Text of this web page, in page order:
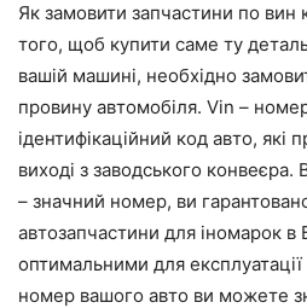
Як замовити запчастини по вин
того, щоб купити саме ту
вашій машині, необхідно
провину автомобіля. Vin –
ідентифікаційний код авто, які
виході з заводського
– значний номер, ви
автозапчастини для іномарок в
оптимальними для
номер вашого авто ви можете